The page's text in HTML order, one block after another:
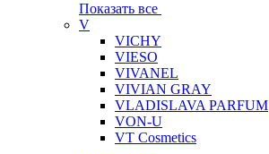
Показать все
V
VICHY
VIESO
VIVANEL
VIVIAN GRAY
VLADISLAVA PARFUM
VON-U
VT Cosmetics